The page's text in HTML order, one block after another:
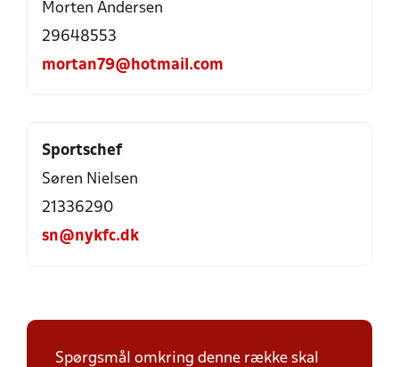
Morten Andersen
29648553
mortan79@hotmail.com
Sportschef
Søren Nielsen
21336290
sn@nykfc.dk
Spørgsmål omkring denne række skal